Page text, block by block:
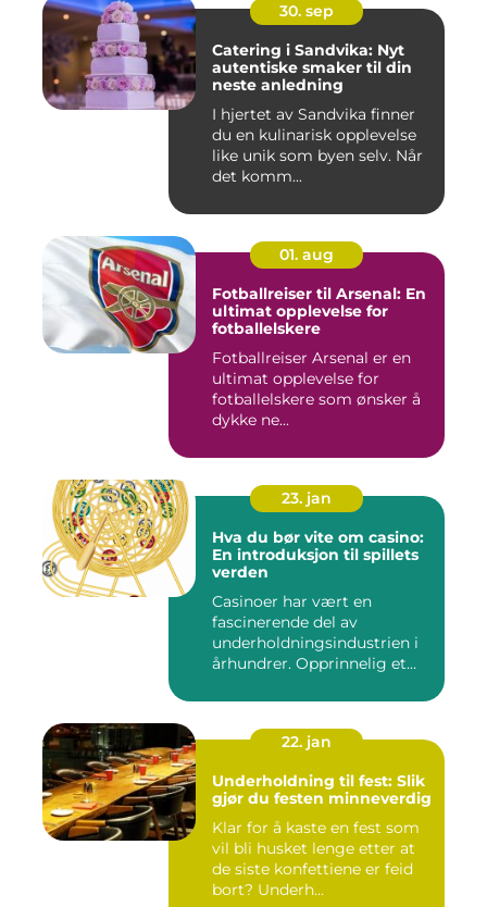
30. sep
Catering i Sandvika: Nyt
autentiske smaker til din
neste anledning
I hjertet av Sandvika finner
du en kulinarisk opplevelse
like unik som byen selv. Når
det komm...
01. aug
Fotballreiser til Arsenal: En
ultimat opplevelse for
fotballelskere
Fotballreiser Arsenal er en
ultimat opplevelse for
fotballelskere som ønsker å
dykke ne...
23. jan
Hva du bør vite om casino:
En introduksjon til spillets
verden
Casinoer har vært en
fascinerende del av
underholdningsindustrien i
århundrer. Opprinnelig et
22. jan
Underholdning til fest: Slik
gjør du festen minneverdig
Klar for å kaste en fest som
vil bli husket lenge etter at
de siste konfettiene er feid
bort? Underh...